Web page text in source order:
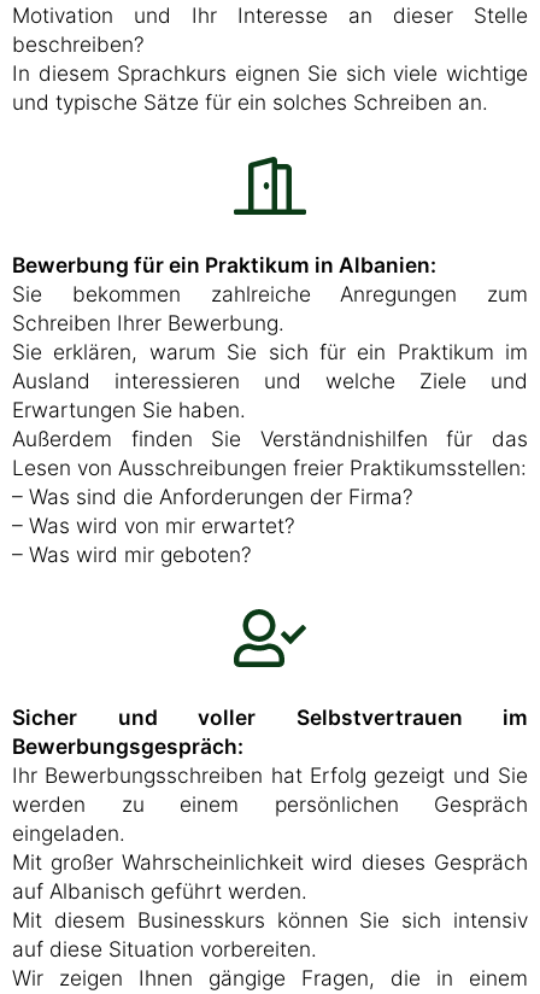
Motivation und Ihr Interesse an dieser Stelle
beschreiben?
In diesem Sprachkurs eignen Sie sich viele wichtige
und typische Sätze für ein solches Schreiben an.
Bewerbung für ein Praktikum in Albanien:
Sie bekommen zahlreiche Anregungen zum
Schreiben Ihrer Bewerbung.
Sie erklären, warum Sie sich für ein Praktikum im
Ausland interessieren und welche Ziele und
Erwartungen Sie haben.
Außerdem finden Sie Verständnishilfen für das
Lesen von Ausschreibungen freier Praktikumsstellen:
– Was sind die Anforderungen der Firma?
– Was wird von mir erwartet?
– Was wird mir geboten?
Sicher und voller Selbstvertrauen im
Bewerbungsgespräch:
Ihr Bewerbungsschreiben hat Erfolg gezeigt und Sie
werden zu einem persönlichen Gespräch
eingeladen.
Mit großer Wahrscheinlichkeit wird dieses Gespräch
auf Albanisch geführt werden.
Mit diesem Businesskurs können Sie sich intensiv
auf diese Situation vorbereiten.
Wir zeigen Ihnen gängige Fragen, die in einem